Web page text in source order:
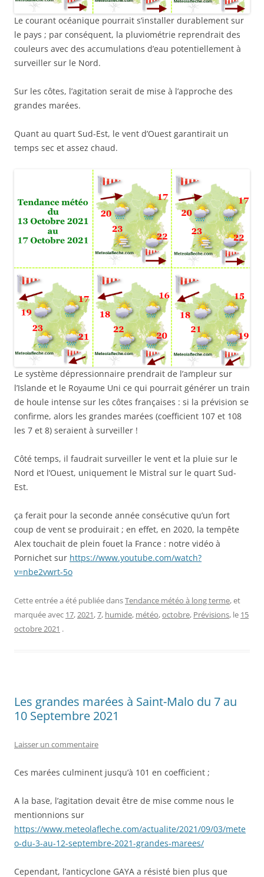
Le courant océanique pourrait s’installer durablement sur
le pays ; par conséquent, la pluviométrie reprendrait des
couleurs avec des accumulations d’eau potentiellement à
surveiller sur le Nord.
Sur les côtes, l’agitation serait de mise à l’approche des
grandes marées.
Quant au quart Sud-Est, le vent d’Ouest garantirait un
temps sec et assez chaud.
Le système dépressionnaire prendrait de l’ampleur sur
l’Islande et le Royaume Uni ce qui pourrait générer un train
de houle intense sur les côtes françaises : si la prévision se
confirme, alors les grandes marées (coefficient 107 et 108
les 7 et 8) seraient à surveiller !
Côté temps, il faudrait surveiller le vent et la pluie sur le
Nord et l’Ouest, uniquement le Mistral sur le quart Sud-
Est.
ça ferait pour la seconde année consécutive qu’un fort
coup de vent se produirait ; en effet, en 2020, la tempête
Alex touchait de plein fouet la France : notre vidéo à
Pornichet sur https://www.youtube.com/watch?
v=nbe2vwrt-5o
Cette entrée a été publiée dansTendance météo à long terme, et
marquée avec 17,2021,7, humide, météo,octobre, Prévisions, le 15
octobre 2021 .
Les grandes marées à Saint-Malo du 7 au
10 Septembre 2021
Laisser un commentaire
Ces marées culminent jusqu’à 101 en coefficient ;
A la base, l’agitation devait être de mise comme nous le
mentionnions sur
https://www.meteolafleche.com/actualite/2021/09/03/mete
o-du-3-au-12-septembre-2021-grandes-marees/
Cependant, l’anticyclone GAYA a résisté bien plus que